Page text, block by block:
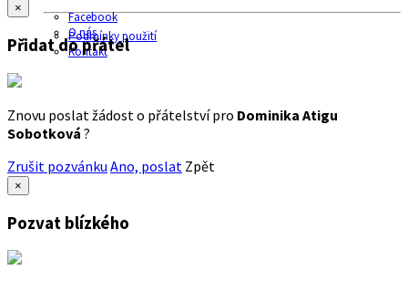
Facebook
O nás
Podmínky použití
Kontakt
×
Přidat do přátel
Znovu poslat žádost o přátelství pro Dominika Atigu
Sobotková ?
Zrušit pozvánku Ano, poslat Zpět
×
Pozvat blízkého